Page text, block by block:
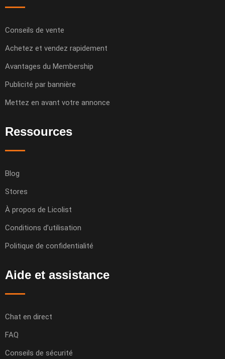
Conseils de vente
Achetez et vendez rapidement
Avantages du Membership
Publicité par bannière
Mettez en avant votre annonce
Ressources
Blog
Stores
À propos de Licolist
Conditions d’utilisation
Politique de confidentialité
Aide et assistance
Chat en direct
FAQ
Conseils de sécurité